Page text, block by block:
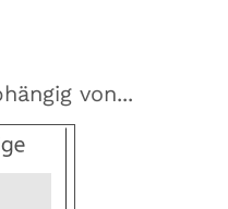
von...